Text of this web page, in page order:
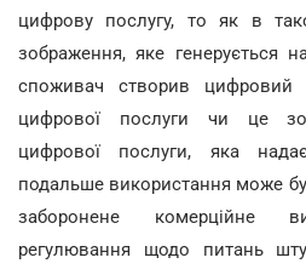
цифрову послугу, то як в
зображення, яке генерується
споживач створив цифровий
цифрової послуги чи це
цифрової послуги, яка
подальше використання може
заборонене комерційне
регулювання щодо питань